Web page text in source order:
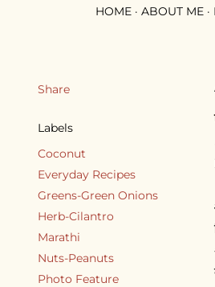
HOME ABOUT ME
Share
Labels
Coconut
Everyday Recipes
Greens-Green Onions
Herb-Cilantro
Marathi
Nuts-Peanuts
Photo Feature